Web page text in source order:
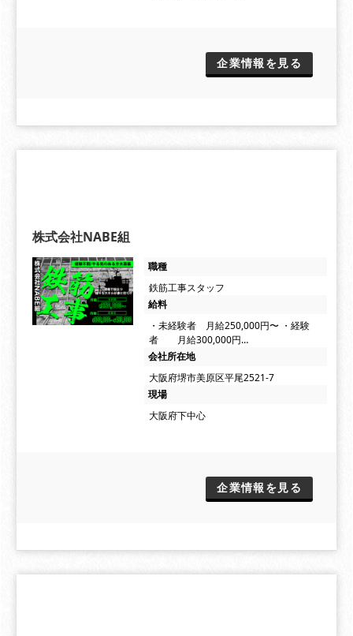
企業情報を見る
株式会社NABE組
職種
鉄筋工事スタッフ
給料
・未経験者 月給250,000円〜 ・経験
者 月給300,000円…
会社所在地
大阪府堺市美原区平尾2521-7
現場
大阪府下中心
企業情報を見る